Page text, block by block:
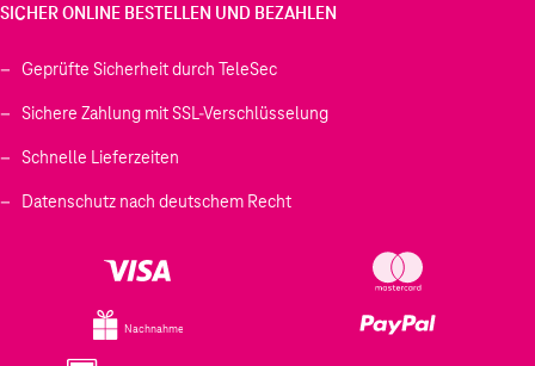
SICHER ONLINE BESTELLEN UND BEZAHLEN
Geprüfte Sicherheit durch TeleSec
Sichere Zahlung mit SSL-Verschlüsselung
Schnelle Lieferzeiten
Datenschutz nach deutschem Recht
Nachnahme